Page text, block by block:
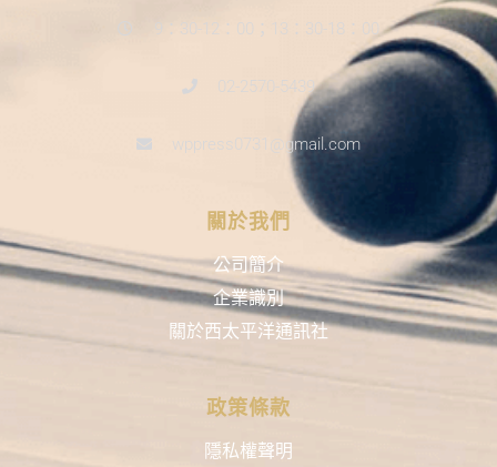
9：30-12：00；13：30-18：00
02-2570-5439
wppress0731@gmail.com
關於我們
公司簡介
企業識別
關於西太平洋通訊社
政策條款
隱私權聲明